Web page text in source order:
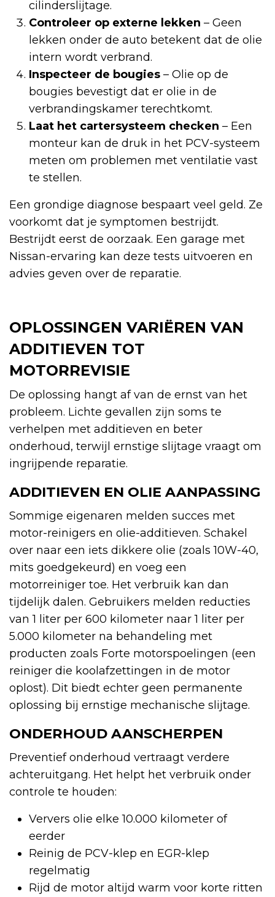
cilinderslijtage.
Controleer op externe lekken – Geen
lekken onder de auto betekent dat de olie
intern wordt verbrand.
Inspecteer de bougies – Olie op de
bougies bevestigt dat er olie in de
verbrandingskamer terechtkomt.
Laat het cartersysteem checken – Een
monteur kan de druk in het PCV-systeem
meten om problemen met ventilatie vast
te stellen.
Een grondige diagnose bespaart veel geld. Ze
voorkomt dat je symptomen bestrijdt.
Bestrijdt eerst de oorzaak. Een garage met
Nissan-ervaring kan deze tests uitvoeren en
advies geven over de reparatie.
OPLOSSINGEN VARIËREN VAN
ADDITIEVEN TOT
MOTORREVISIE
De oplossing hangt af van de ernst van het
probleem. Lichte gevallen zijn soms te
verhelpen met additieven en beter
onderhoud, terwijl ernstige slijtage vraagt om
ingrijpende reparatie.
ADDITIEVEN EN OLIE AANPASSING
Sommige eigenaren melden succes met
motor-reinigers en olie-additieven. Schakel
over naar een iets dikkere olie (zoals 10W-40,
mits goedgekeurd) en voeg een
motorreiniger toe. Het verbruik kan dan
tijdelijk dalen. Gebruikers melden reducties
van 1 liter per 600 kilometer naar 1 liter per
5.000 kilometer na behandeling met
producten zoals Forte motorspoelingen (een
reiniger die koolafzettingen in de motor
oplost). Dit biedt echter geen permanente
oplossing bij ernstige mechanische slijtage.
ONDERHOUD AANSCHERPEN
Preventief onderhoud vertraagt verdere
achteruitgang. Het helpt het verbruik onder
controle te houden:
Ververs olie elke 10.000 kilometer of
eerder
Reinig de PCV-klep en EGR-klep
regelmatig
Rijd de motor altijd warm voor korte ritten